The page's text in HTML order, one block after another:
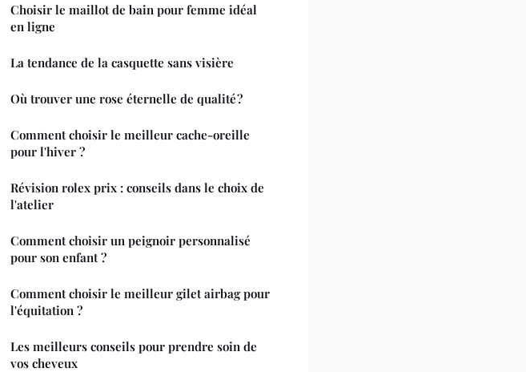
Choisir le maillot de bain pour femme idéal
en ligne
La tendance de la casquette sans visière
Où trouver une rose éternelle de qualité ?
Comment choisir le meilleur cache-oreille
pour l'hiver ?
Révision rolex prix : conseils dans le choix de
l'atelier
Comment choisir un peignoir personnalisé
pour son enfant ?
Comment choisir le meilleur gilet airbag pour
l'équitation ?
Les meilleurs conseils pour prendre soin de
vos cheveux